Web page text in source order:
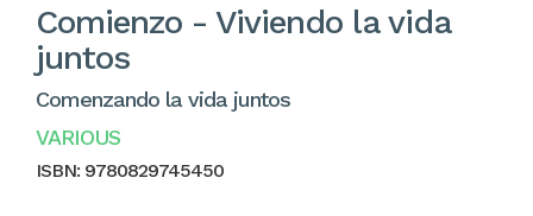
Comienzo - Viviendo la vida
juntos
Comenzando la vida juntos
VARIOUS
ISBN: 9780829745450